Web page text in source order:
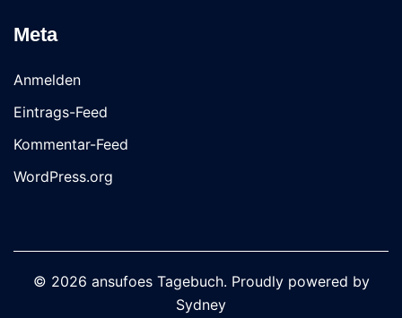
Meta
Anmelden
Eintrags-Feed
Kommentar-Feed
WordPress.org
© 2026 ansufoes Tagebuch. Proudly powered by
Sydney